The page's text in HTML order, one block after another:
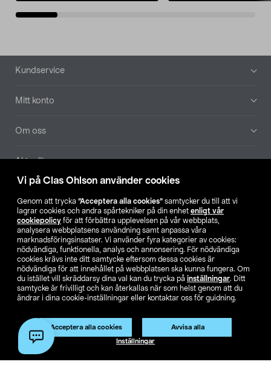
Vi på Clas Ohlson använder cookies
Genom att trycka ”Acceptera alla cookies” samtycker du till att vi
lagrar cookies och andra spårtekniker på din enhet enligt vår
cookiepolicy för att förbättra upplevelsen på vår webbplats,
analysera webbplatsens användning samt anpassa våra
marknadsföringsinsatser. Vi använder fyra kategorier av cookies:
nödvändiga, funktionella, analys och annonsering. För nödvändiga
cookies krävs inte ditt samtycke eftersom dessa cookies är
nödvändiga för att innehållet på webbplatsen ska kunna fungera. Om
du istället vill skräddarsy dina val kan du trycka på inställningar. Ditt
samtycke är frivilligt och kan återkallas när som helst genom att du
ändrar i dina cookie-inställningar eller kontaktar oss för guidning.
Acceptera alla cookies Avvisa alla
Inställningar
Sidfot
Kundservice
Mitt konto
Om oss
Aktuellt
Hitta butik
SE NO FI
Köpvillkor Privacy statement Klubbvillkor
För företag
Ändra till priser exklusive moms